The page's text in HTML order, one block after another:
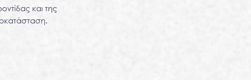
και της